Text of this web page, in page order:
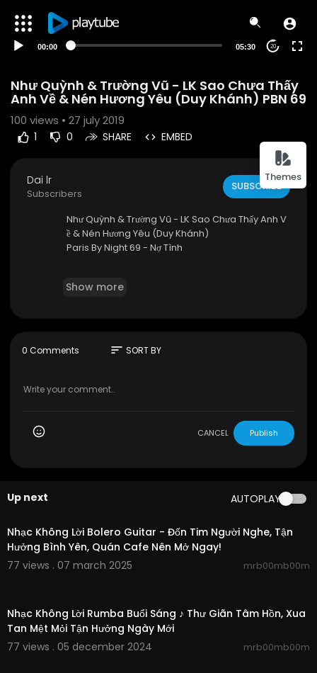
Themes
00:00 05:30 20
Như Quỳnh & Trường Vũ - LK Sao Chưa Thấy
Anh Về & Nén Hương Yêu (Duy Khánh) PBN 69
100 views • 27 july 2019
1 0 SHARE EMBED
Dai lr
Subscribers
SUBSCRIBE
Như Quỳnh & Trường Vũ - LK Sao Chưa Thấy Anh V
ề & Nén Hương Yêu (Duy Khánh)
Paris By Night 69 - Nợ Tình
**Các video trên Thuy Nga Youtube Channel (
**Mọi hành vi sao chép, re-upload có thể dẫn đế
FOLLOW THUY NGA PARIS BY NIGHT:
https://www.youtube.com/thuynga/
http://www.thuyngashop.com
Show more
0 Comments sort SORT BY
CANCEL Publish
Up next AUTOPLAY
02:44:51
Nhạc Không Lời Bolero Guitar - Đốn Tim Người Nghe, Tận
Hưởng Bình Yên, Quán Cafe Nên Mở Ngay!
77 views . 07 march 2025
mrb00mb00m
Nhạc Không Lời Rumba Buổi Sáng ♪ Thư Giãn Tâm Hồn, Xua
Tan Mệt Mỏi Tận Hưởng Ngày Mới
77 views . 05 december 2024
mrb00mb00m